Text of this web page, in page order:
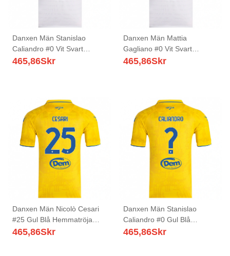
Danxen Män Stanislao
Caliandro #0 Vit Svart
Bortatröja Matchtröjor
465,86Skr
Danxen Män Mattia
Gagliano #0 Vit Svart
Bortatröja Matchtröjor
465,86Skr
Danxen Män Nicolò Cesari
#25 Gul Blå Hemmatröja
Matchtröjor 2025/26 Tröjor
465,86Skr
Danxen Män Stanislao
Caliandro #0 Gul Blå
Hemmatröja Matchtröjor
465,86Skr